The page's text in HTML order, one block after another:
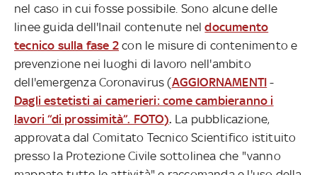
nel caso in cui fosse possibile. Sono alcune delle
linee guida dell'Inail contenute neldocumento
tecnico sulla fase 2 con le misure di contenimento e
prevenzione nei luoghi di lavoro nell'ambito
dell'emergenza Coronavirus (AGGIORNAMENTI -
Dagli estetisti ai camerieri: come cambieranno i
lavori “di prossimità”. FOTO). La pubblicazione,
approvata dal Comitato Tecnico Scientifico istituito
presso la Protezione Civile sottolinea che "vanno